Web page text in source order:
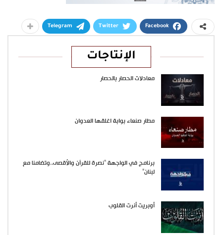
Facebook
Twitter
Telegram
الإنتاجات
معادلات الحصار بالحصار
مطار صنعاء بوابة اغلقها العدوان
برنامج في الواجهة “نصرة للقرآن والأقصى..وتضامنا مع
لبنان”
أوبريت أنرت القلوب